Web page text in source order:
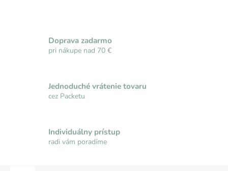
Doprava zadarmo
pri nákupe nad 70 €
Jednoduché vrátenie tovaru
cez Packetu
Individuálny prístup
radi vám poradíme